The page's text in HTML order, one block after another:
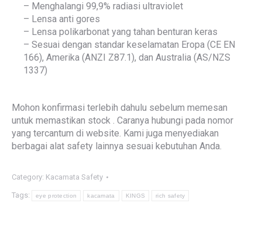
– Menghalangi 99,9% radiasi ultraviolet
– Lensa anti gores
– Lensa polikarbonat yang tahan benturan keras
– Sesuai dengan standar keselamatan Eropa (CE EN
166), Amerika (ANZI Z87.1), dan Australia (AS/NZS
1337)
Mohon konfirmasi terlebih dahulu sebelum memesan
untuk memastikan stock . Caranya hubungi pada nomor
yang tercantum di website. Kami juga menyediakan
berbagai alat safety lainnya sesuai kebutuhan Anda.
Category: Kacamata Safety
Tags: eye protection kacamata KINGS rich safety